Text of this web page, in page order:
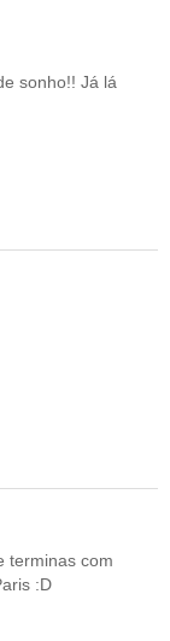
sonho!! Já lá
terminas com
:D